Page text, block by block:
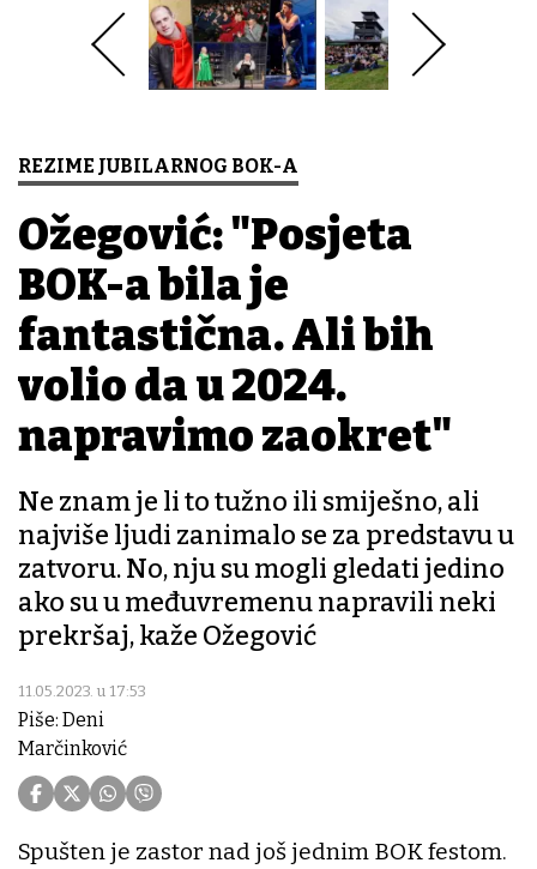
REZIME JUBILARNOG BOK-A
Ožegović: "Posjeta
BOK-a bila je
fantastična. Ali bih
volio da u 2024.
napravimo zaokret"
Ne znam je li to tužno ili smiješno, ali
najviše ljudi zanimalo se za predstavu u
zatvoru. No, nju su mogli gledati jedino
ako su u međuvremenu napravili neki
prekršaj, kaže Ožegović
11.05.2023. u 17:53
Piše: Deni
Marčinković
Spušten je zastor nad još jednim BOK festom.